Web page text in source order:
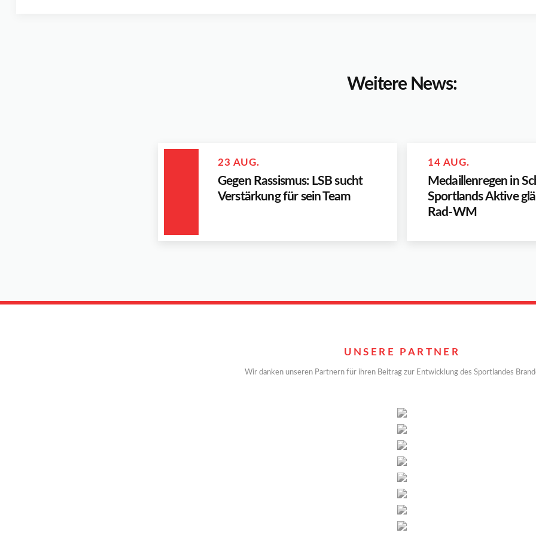
Weitere News:
23 AUG.
Gegen Rassismus: LSB sucht
Verstärkung für sein Team
14 AUG.
Medaillenregen in
Sportlands Aktive
Rad-WM
UNSERE PARTNER
Wir danken unseren Partnern für ihren Beitrag zur Entwicklung des Sportlandes